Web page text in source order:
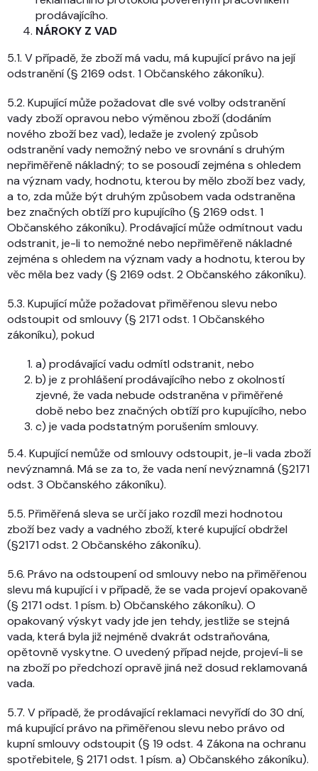
prodávajícího.
NÁROKY Z VAD
5.1. V případě, že zboží má vadu, má kupující právo na její
odstranění (§ 2169 odst. 1 Občanského zákoníku).
5.2. Kupující může požadovat dle své volby odstranění
vady zboží opravou nebo výměnou zboží (dodáním
nového zboží bez vad), ledaže je zvolený způsob
odstranění vady nemožný nebo ve srovnání s druhým
nepřiměřeně nákladný; to se posoudí zejména s ohledem
na význam vady, hodnotu, kterou by mělo zboží bez vady,
a to, zda může být druhým způsobem vada odstraněna
bez značných obtíží pro kupujícího (§ 2169 odst. 1
Občanského zákoníku). Prodávající může odmítnout vadu
odstranit, je-li to nemožné nebo nepřiměřeně nákladné
zejména s ohledem na význam vady a hodnotu, kterou by
věc měla bez vady (§ 2169 odst. 2 Občanského zákoníku).
5.3. Kupující může požadovat přiměřenou slevu nebo
odstoupit od smlouvy (§ 2171 odst. 1 Občanského
zákoníku), pokud
a) prodávající vadu odmítl odstranit, nebo
b) je z prohlášení prodávajícího nebo z okolností
zjevné, že vada nebude odstraněna v přiměřené
době nebo bez značných obtíží pro kupujícího, nebo
c) je vada podstatným porušením smlouvy.
5.4. Kupující nemůže od smlouvy odstoupit, je-li vada zboží
nevýznamná. Má se za to, že vada není nevýznamná (§2171
odst. 3 Občanského zákoníku).
5.5. Přiměřená sleva se určí jako rozdíl mezi hodnotou
zboží bez vady a vadného zboží, které kupující obdržel
(§2171 odst. 2 Občanského zákoníku).
5.6. Právo na odstoupení od smlouvy nebo na přiměřenou
slevu má kupující i v případě, že se vada projeví opakovaně
(§ 2171 odst. 1 písm. b) Občanského zákoníku). O
opakovaný výskyt vady jde jen tehdy, jestliže se stejná
vada, která byla již nejméně dvakrát odstraňována,
opětovně vyskytne. O uvedený případ nejde, projeví-li se
na zboží po předchozí opravě jiná než dosud reklamovaná
vada.
5.7. V případě, že prodávající reklamaci nevyřídí do 30 dní,
má kupující právo na přiměřenou slevu nebo právo od
kupní smlouvy odstoupit (§ 19 odst. 4 Zákona na ochranu
spotřebitele, § 2171 odst. 1 písm. a) Občanského zákoníku).